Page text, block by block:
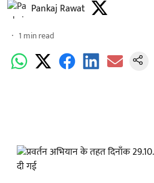
Pankaj Rawat
1 min read